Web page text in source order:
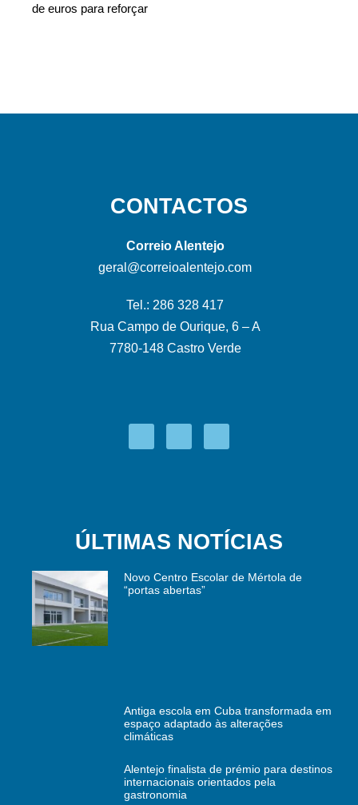
de euros para reforçar
CONTACTOS
Correio Alentejo
geral@correioalentejo.com
Tel.: 286 328 417
Rua Campo de Ourique, 6 – A
7780-148 Castro Verde
ÚLTIMAS NOTÍCIAS
Novo Centro Escolar de Mértola de
“portas abertas”
Antiga escola em Cuba transformada em
espaço adaptado às alterações
climáticas
Alentejo finalista de prémio para destinos
internacionais orientados pela
gastronomia